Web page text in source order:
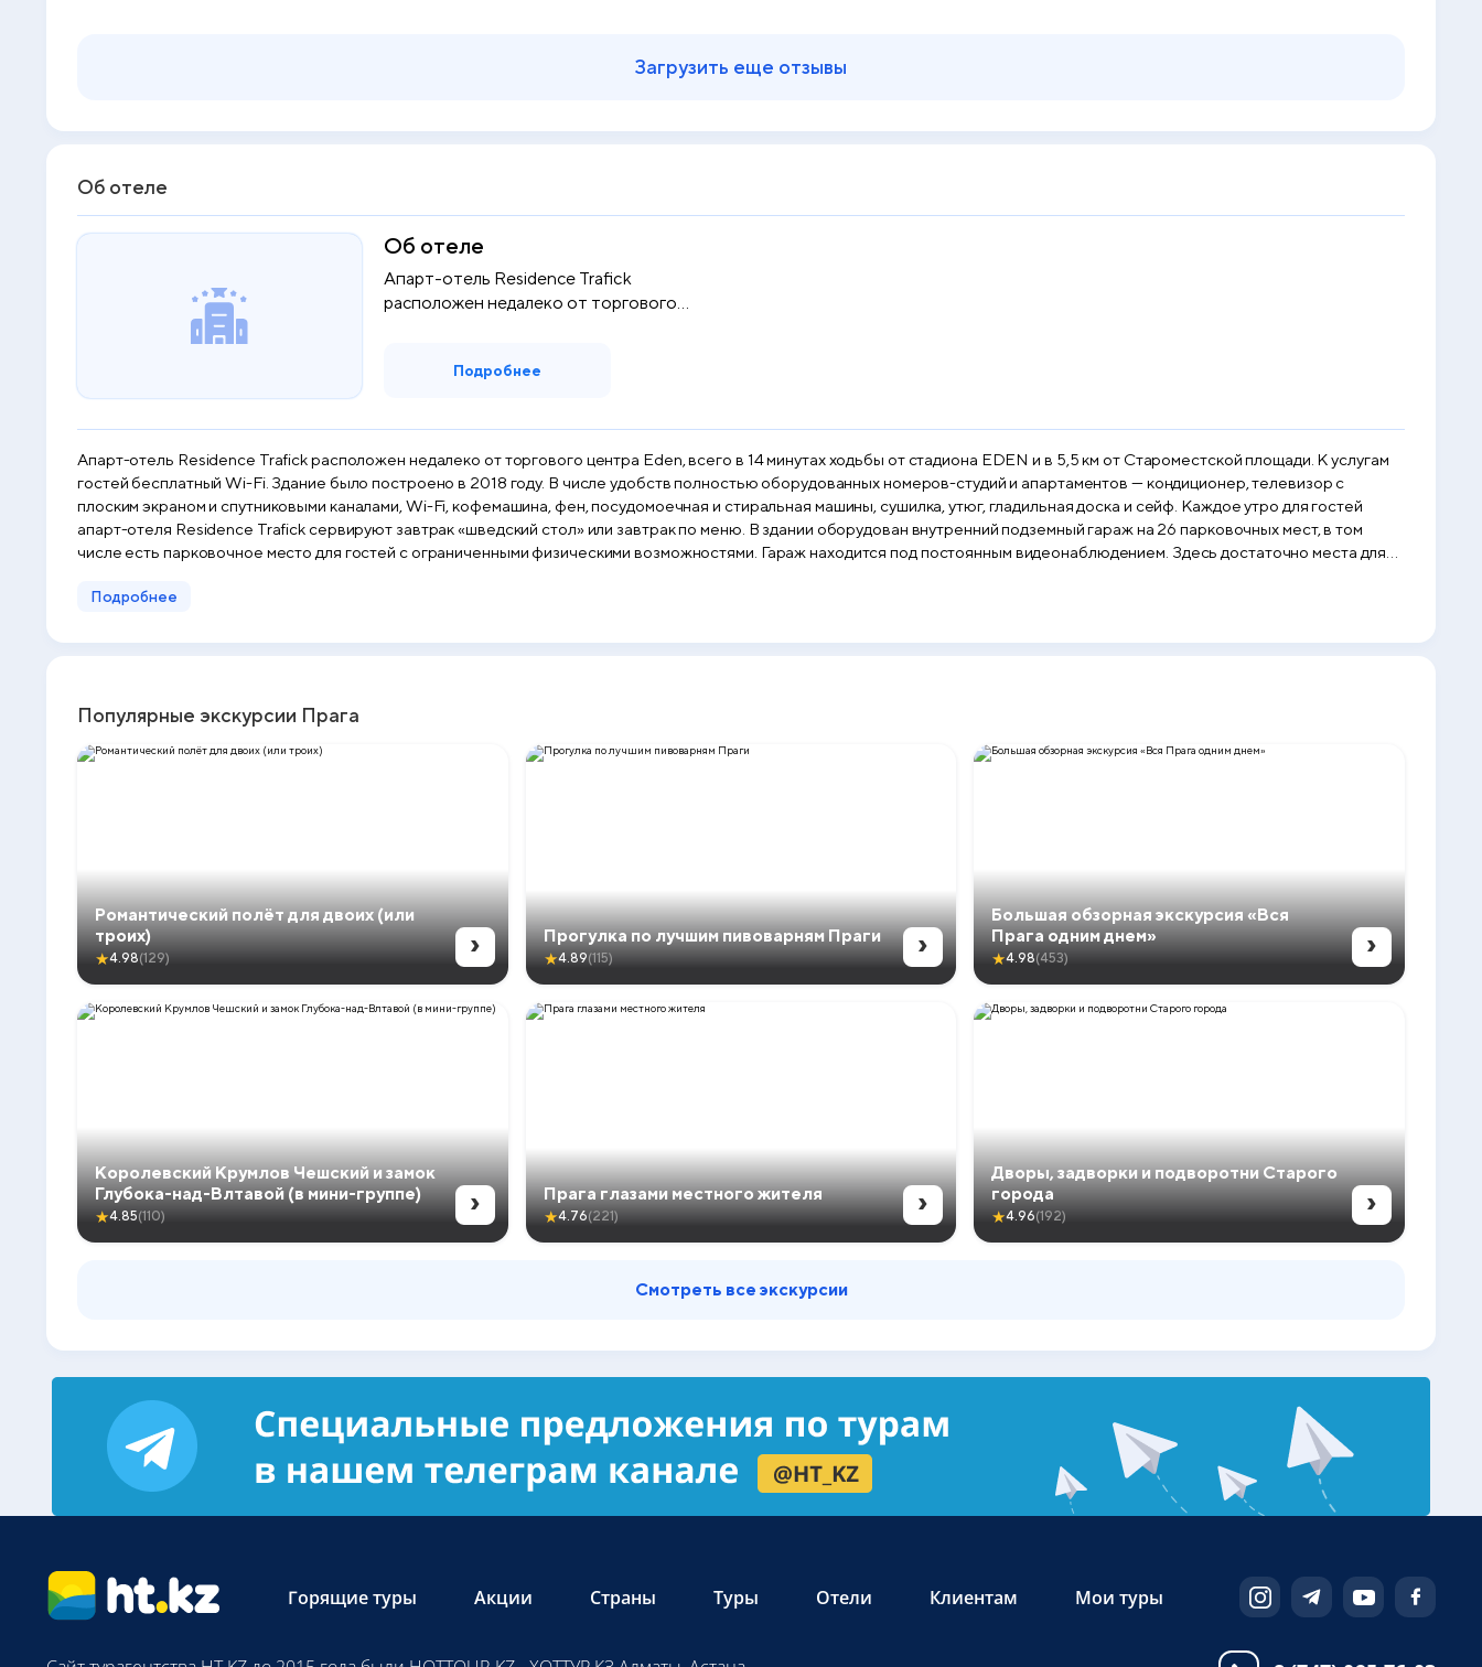
Загрузить еще отзывы
Об отеле
Об отеле
Апарт-отель Residence Trafick
расположен недалеко от торгового
Подробнее
Апарт-отель Residence Trafick расположен недалеко от торгового центра Eden, всего в 14 минутах ходьбы от стадиона EDEN и в 5,5 км от Староместской площади. К услугам
гостей бесплатный Wi-Fi. Здание было построено в 2018 году. В числе удобств полностью оборудованных номеров-студий и апартаментов — кондиционер, телевизор с
плоским экраном и спутниковыми каналами, Wi-Fi, кофемашина, фен, посудомоечная и стиральная машины, сушилка, утюг, гладильная доска и сейф. Каждое утро для гостей
апарт-отеля Residence Trafick сервируют завтрак «шведский стол» или завтрак по меню. В здании оборудован внутренний подземный гараж на 26 парковочных мест, в том
числе есть парковочное место для гостей с ограниченными физическими возможностями. Гараж находится под постоянным видеонаблюдением. Здесь достаточно места для
отеля и доезжает до станции метро A - зеленая линия (остановка Želivského) за 5 минут.
Подробнее
Популярные экскурсии Прага
Романтический полёт для двоих (или
троих)
★4.98(129) › Прогулка по лучшим пивоварням Праги
★4.89(115) ›
Большая обзорная экскурсия «Вся
Прага одним днем»
★4.98(453) ›
Королевский Крумлов Чешский и замок
Глубока-над-Влтавой (в мини-группе)
★4.85(110) › Прага глазами местного жителя
★4.76(221) ›
Дворы, задворки и подворотни Старого
города
★4.96(192) ›
Смотреть все экскурсии
Горящие туры Акции Страны Туры Отели Клиентам Мои туры